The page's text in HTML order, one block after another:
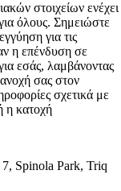
στοιχείων ενέχει
όλους. Σημειώστε
για τις
η επένδυση σε
εσάς, λαμβάνοντας
σας στον
σχετικά με
η κατοχή
Spinola Park, Triq